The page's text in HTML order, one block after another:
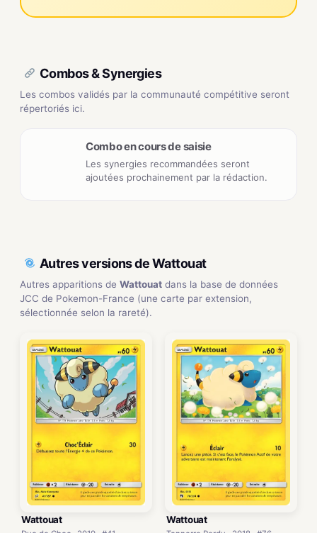
Combos & Synergies
Les combos validés par la communauté compétitive seront
répertoriés ici.
Combo en cours de saisie
Les synergies recommandées seront
ajoutées prochainement par la rédaction.
Autres versions de Wattouat
Autres apparitions de Wattouat dans la base de données
JCC de Pokemon-France (une carte par extension,
sélectionnée selon la rareté).
Wattouat Wattouat